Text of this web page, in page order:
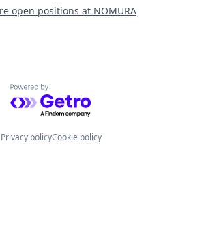
open positions at NOMURA
Powered by Getro.com
Privacy policyCookie policy